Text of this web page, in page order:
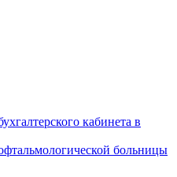
кабинета в
больницы